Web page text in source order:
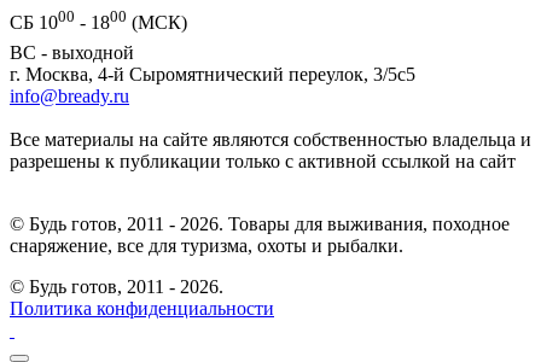
СБ 1000 - 1800 (МСК)
ВС - выходной
г. Москва, 4-й Сыромятнический переулок, 3/5с5
info@bready.ru
Все материалы на сайте являются собственностью владельца и
разрешены к публикации только с активной ссылкой на сайт
© Будь готов, 2011 - 2026. Товары для выживания, походное
снаряжение, все для туризма, охоты и рыбалки.
© Будь готов, 2011 - 2026.
Политика конфиденциальности